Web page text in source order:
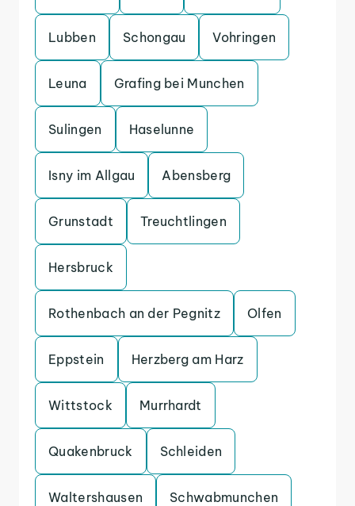
Lubben Schongau Vohringen
Leuna Grafing bei Munchen
Sulingen Haselunne
Isny im Allgau Abensberg
Grunstadt Treuchtlingen
Hersbruck
Rothenbach an der Pegnitz Olfen
Eppstein Herzberg am Harz
Wittstock Murrhardt
Quakenbruck Schleiden
Waltershausen Schwabmunchen